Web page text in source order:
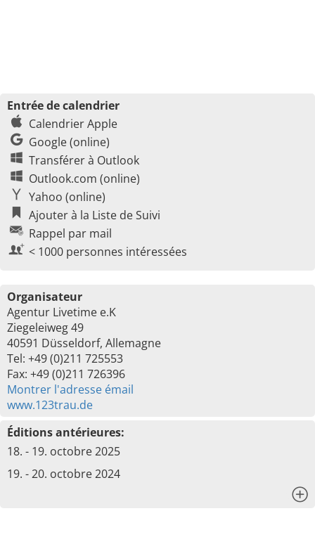
Entrée de calendrier
Calendrier Apple
Google (online)
Transférer à Outlook
Outlook.com (online)
Yahoo (online)
Ajouter à la Liste de Suivi
Rappel par mail
< 1000 personnes intéressées
Organisateur
Agentur Livetime e.K
Ziegeleiweg 49
40591 Düsseldorf, Allemagne
Tel: +49 (0)211 725553
Fax: +49 (0)211 726396
Montrer l'adresse émail
www.123trau.de
Éditions antérieures:
18. - 19. octobre 2025
19. - 20. octobre 2024